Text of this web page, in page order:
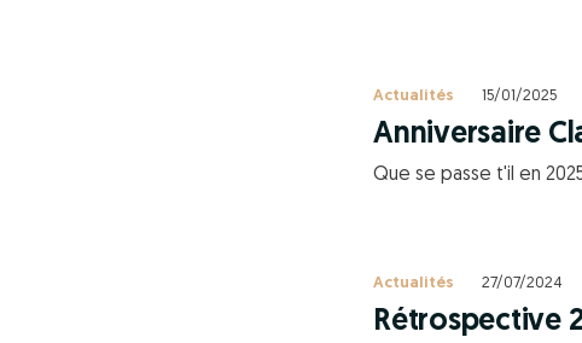
Actualités 15/01/2025
Anniversaire
Que se passe t'il en
Actualités 27/07/2024
Rétrospective